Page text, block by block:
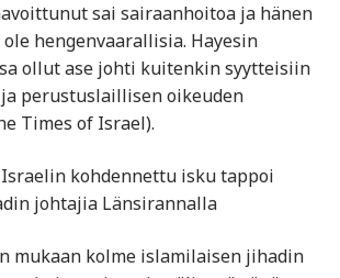
sai sairaanhoitoa ja hänen
hengenvaarallisia. Hayesin
ollut ase johti kuitenkin syytteisiin
perustuslaillisen oikeuden
Times of Israel).
kohdennettu isku tappoi
johtajia Länsirannalla
mukaan kolme islamilaisen jihadin